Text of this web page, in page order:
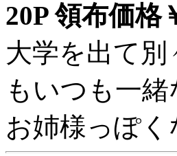
20P 領布価格
大学を出て
もいつも一
お姉様っぽ